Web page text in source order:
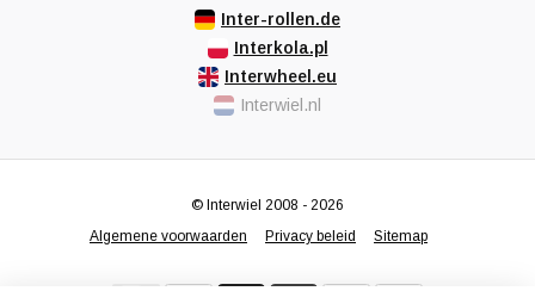
Inter-rollen.de
Interkola.pl
Interwheel.eu
Interwiel.nl
Algemene voorwaarden Privacy beleid Sitemap
© Interwiel 2008 - 2026